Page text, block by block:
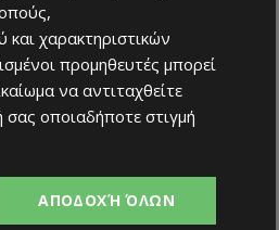
ήταν
χαρακτηριστικών
προμηθευτές μπορεί
να αντιταχθείτε
οποιαδήποτε στιγμή
ΑΠΟΔΟΧΉ ΌΛΩΝ